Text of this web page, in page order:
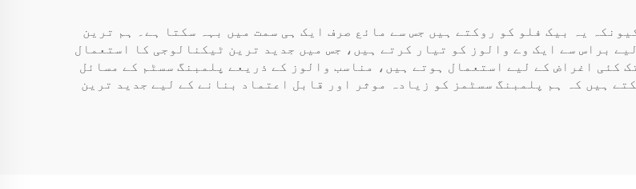
یہ بیک فلو کو روکتے ہیں جس سے مائع صرف ایک ہی سمت میں بہہ سکتا ہے۔ ہم ترین
براس سے ایک وے والوز کو تیار کرتے ہیں، جس میں جدید ترین ٹیکنالوجی کا استعمال
کئی اغراض کے لیے استعمال ہوتے ہیں، مناسب والوز کے ذریعے پلمبنگ سسٹم کے مسائل
ہیں کہ ہم پلمبنگ سسٹمز کو زیادہ موثر اور قابل اعتماد بنانے کے لیے جدید ترین